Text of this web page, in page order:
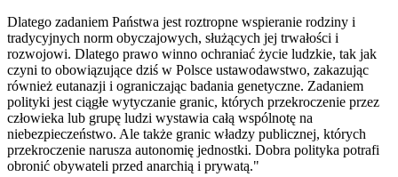
Dlatego zadaniem Państwa jest roztropne wspieranie rodziny i
tradycyjnych norm obyczajowych, służących jej trwałości i
rozwojowi. Dlatego prawo winno ochraniać życie ludzkie, tak jak
czyni to obowiązujące dziś w Polsce ustawodawstwo, zakazując
również eutanazji i ograniczając badania genetyczne. Zadaniem
polityki jest ciągłe wytyczanie granic, których przekroczenie przez
człowieka lub grupę ludzi wystawia całą wspólnotę na
niebezpieczeństwo. Ale także granic władzy publicznej, których
przekroczenie narusza autonomię jednostki. Dobra polityka potrafi
obronić obywateli przed anarchią i prywatą."